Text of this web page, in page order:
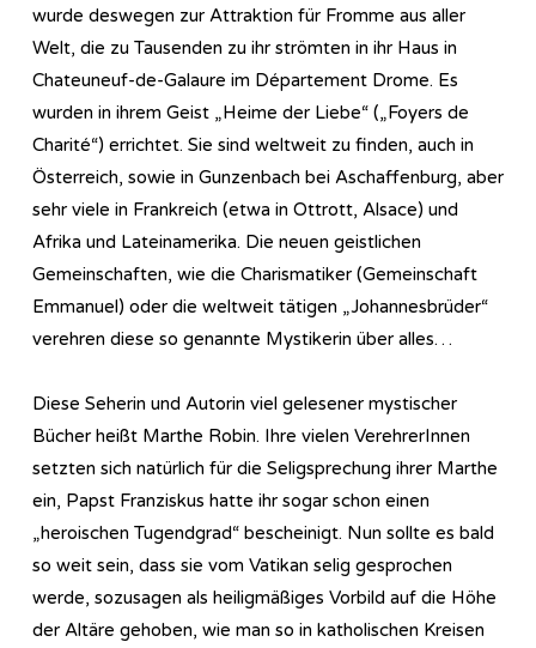
wurde deswegen zur Attraktion für Fromme aus aller
Welt, die zu Tausenden zu ihr strömten in ihr Haus in
Chateuneuf-de-Galaure im Département Drome. Es
wurden in ihrem Geist „Heime der Liebe“ („Foyers de
Charité“) errichtet. Sie sind weltweit zu finden, auch in
Österreich, sowie in Gunzenbach bei Aschaffenburg, aber
sehr viele in Frankreich (etwa in Ottrott, Alsace) und
Afrika und Lateinamerika. Die neuen geistlichen
Gemeinschaften, wie die Charismatiker (Gemeinschaft
Emmanuel) oder die weltweit tätigen „Johannesbrüder“
verehren diese so genannte Mystikerin über alles…
Diese Seherin und Autorin viel gelesener mystischer
Bücher heißt Marthe Robin. Ihre vielen VerehrerInnen
setzten sich natürlich für die Seligsprechung ihrer Marthe
ein, Papst Franziskus hatte ihr sogar schon einen
„heroischen Tugendgrad“ bescheinigt. Nun sollte es bald
so weit sein, dass sie vom Vatikan selig gesprochen
werde, sozusagen als heiligmäßiges Vorbild auf die Höhe
der Altäre gehoben, wie man so in katholischen Kreisen